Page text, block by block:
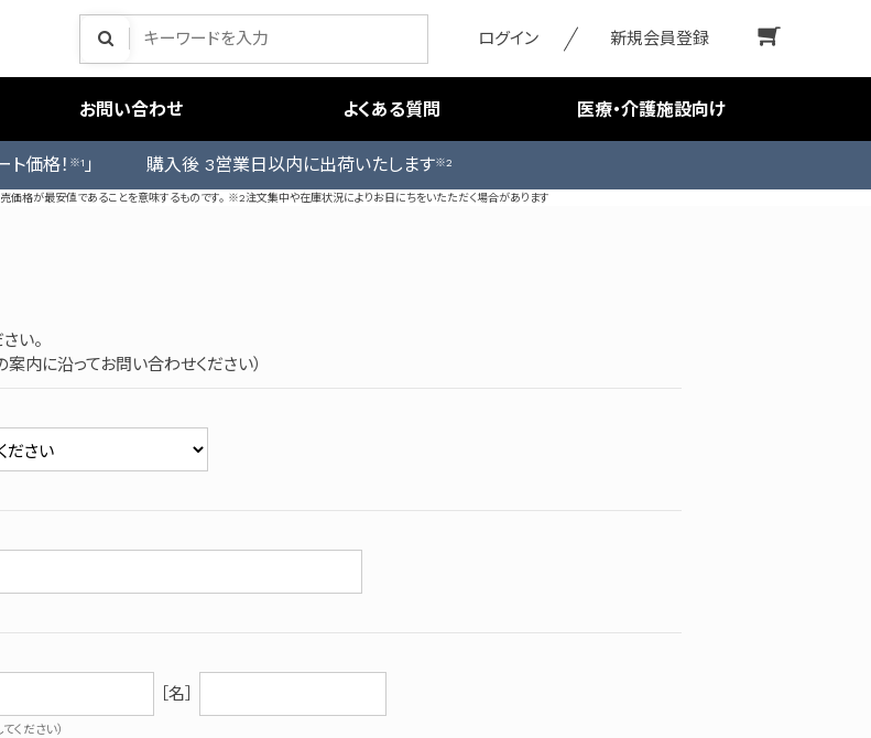
ログイン 新規会員登録
お問い合わせ よくある質問 医療・介護施設向け
ト価格！ ※1 」 購入後 3営業日以内に出荷いたします※2
価格が最安値であることを意味するものです。 ※2注文集中や在庫状況によりお日にちをいたただく場合があります
い。
内に沿ってお問い合わせください）
［名］
ください）